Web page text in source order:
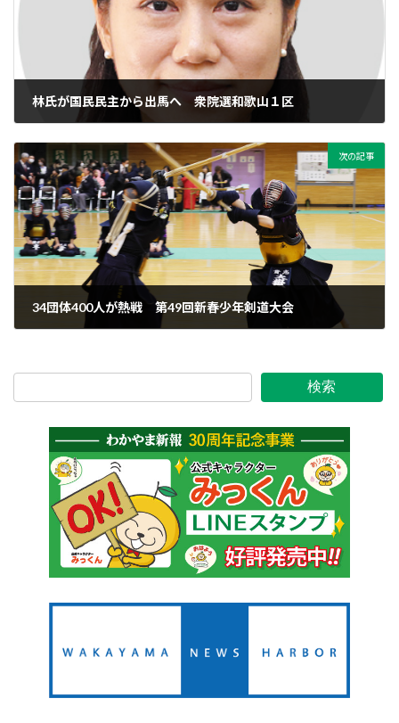
林氏が国民民主から出馬へ 衆院選和歌山１区
次の記事
34団体400人が熱戦 第49回新春少年剣道大会
検索